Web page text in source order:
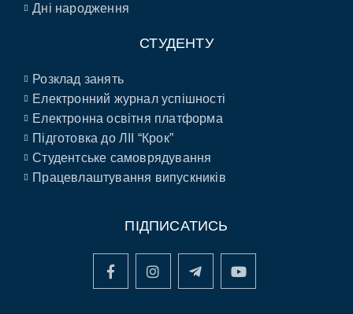
Дні народження
СТУДЕНТУ
Розклад занять
Електронний журнал успішності
Електронна освітня платформа
Підготовка до ЛІІ “Крок”
Студентське самоврядування
Працевлаштування випускників
ПІДПИСАТИСЬ